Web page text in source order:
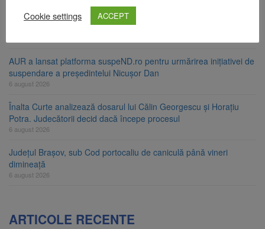
Urmele atelajului i-au condus pe polițiști la cioate. Bărbat prins în
AUR a lansat platforma suspeND.ro pentru urmărirea inițiativei de
suspendare a președintelui Nicușor Dan
6 august 2026
Înalta Curte analizează dosarul lui Călin Georgescu și Horațiu
Potra. Judecătorii decid dacă începe procesul
6 august 2026
Județul Brașov, sub Cod portocaliu de caniculă până vineri
dimineață
6 august 2026
ARTICOLE RECENTE
Cookie settings
ACCEPT